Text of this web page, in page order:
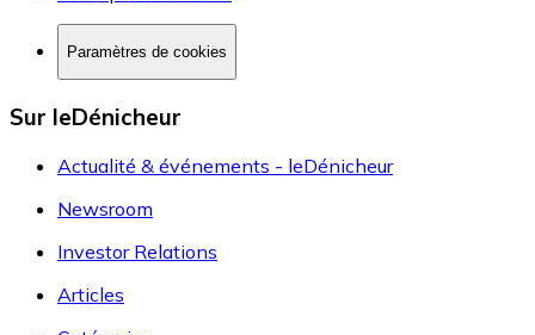
Paramètres de cookies
Sur leDénicheur
Actualité & événements - leDénicheur
Newsroom
Investor Relations
Articles